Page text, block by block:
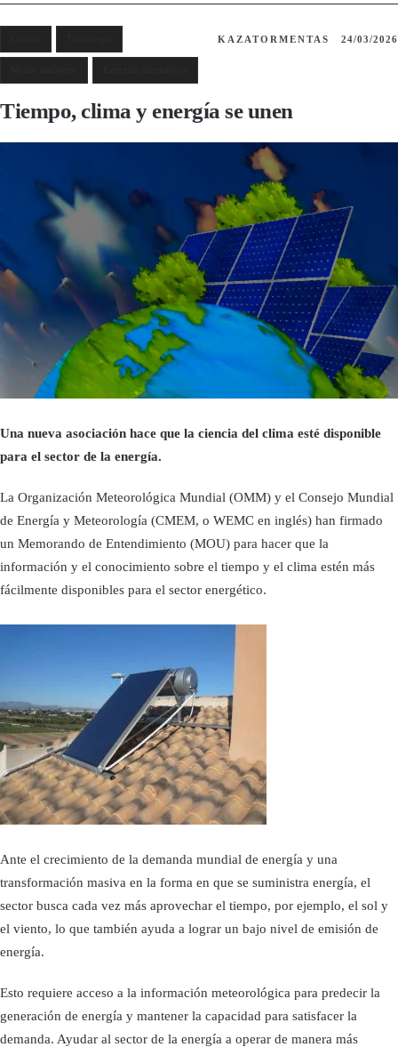
KAZATORMENTAS 24/03/2026
Tiempo, clima y energía se unen
Una nueva asociación hace que la ciencia del clima esté disponible
para el sector de la energía.
La Organización Meteorológica Mundial (OMM) y el Consejo Mundial
de Energía y Meteorología (CMEM, o WEMC en inglés) han firmado
un Memorando de Entendimiento (MOU) para hacer que la
información y el conocimiento sobre el tiempo y el clima estén más
fácilmente disponibles para el sector energético.
Ante el crecimiento de la demanda mundial de energía y una
transformación masiva en la forma en que se suministra energía, el
sector busca cada vez más aprovechar el tiempo, por ejemplo, el sol y
el viento, lo que también ayuda a lograr un bajo nivel de emisión de
energía.
Esto requiere acceso a la información meteorológica para predecir la
generación de energía y mantener la capacidad para satisfacer la
demanda. Ayudar al sector de la energía a operar de manera más